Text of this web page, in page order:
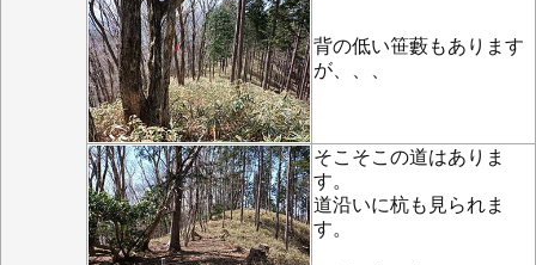
背の低い笹藪もあります
が、、、
そこそこの道はありま
す。
道沿いに杭も見られま
す。